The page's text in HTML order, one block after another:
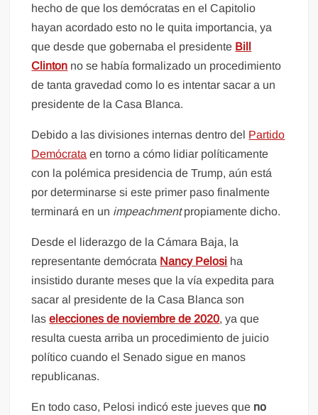
hecho de que los demócratas en el Capitolio
hayan acordado esto no le quita importancia, ya
que desde que gobernaba el presidente Bill
Clinton no se había formalizado un procedimiento
de tanta gravedad como lo es intentar sacar a un
presidente de la Casa Blanca.
Debido a las divisiones internas dentro del Partido
Demócrata en torno a cómo lidiar políticamente
con la polémica presidencia de Trump, aún está
por determinarse si este primer paso finalmente
terminará en un impeachmentpropiamente dicho.
Desde el liderazgo de la Cámara Baja, la
representante demócrata Nancy Pelosi ha
insistido durante meses que la vía expedita para
sacar al presidente de la Casa Blanca son
laselecciones de noviembre de 2020, ya que
resulta cuesta arriba un procedimiento de juicio
político cuando el Senado sigue en manos
republicanas.
En todo caso, Pelosi indicó este jueves que no